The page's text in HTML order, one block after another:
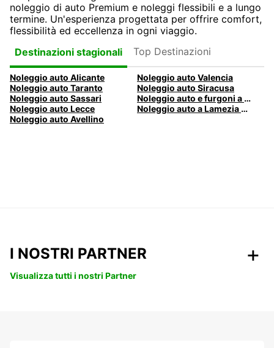
noleggio di auto Premium e noleggi flessibili e a lungo
termine. Un'esperienza progettata per offrire comfort,
flessibilità ed eccellenza in ogni viaggio.
Destinazioni stagionali
Top Destinazioni
Noleggio auto Alicante
Noleggio auto Valencia
Noleggio auto Taranto
Noleggio auto Siracusa
Noleggio auto Sassari
Noleggio auto e furgoni a Pescara
Noleggio auto Lecce
Noleggio auto a Lamezia Terme, Italia
Noleggio auto Avellino
I NOSTRI PARTNER
Visualizza tutti i nostri Partner